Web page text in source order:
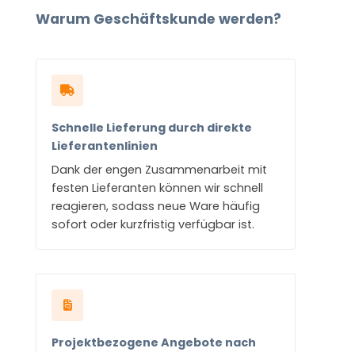
Warum Geschäftskunde werden?
Schnelle Lieferung durch direkte
Lieferantenlinien
Dank der engen Zusammenarbeit mit
festen Lieferanten können wir schnell
reagieren, sodass neue Ware häufig
sofort oder kurzfristig verfügbar ist.
Projektbezogene Angebote nach